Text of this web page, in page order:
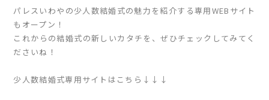
パレスいわやの少人数結婚式の魅力を紹介する専用WEBサイト
もオープン！
これからの結婚式の新しいカタチを、ぜひチェックしてみてく
ださいね！
少人数結婚式専用サイトはこちら↓↓↓